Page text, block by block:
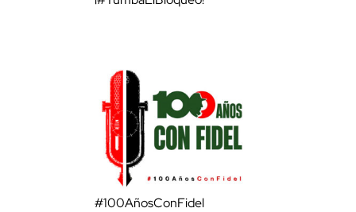
#100AñosConFidel